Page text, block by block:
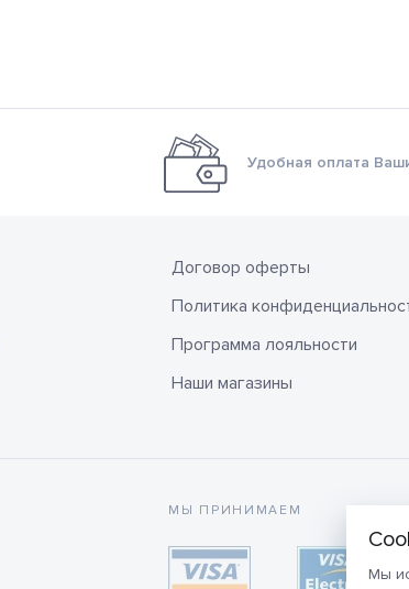
Мы
Удобная оплата
Договор оферты
Политика
Программа лояльности
Наши магазины
МЫ ПРИНИМАЕМ